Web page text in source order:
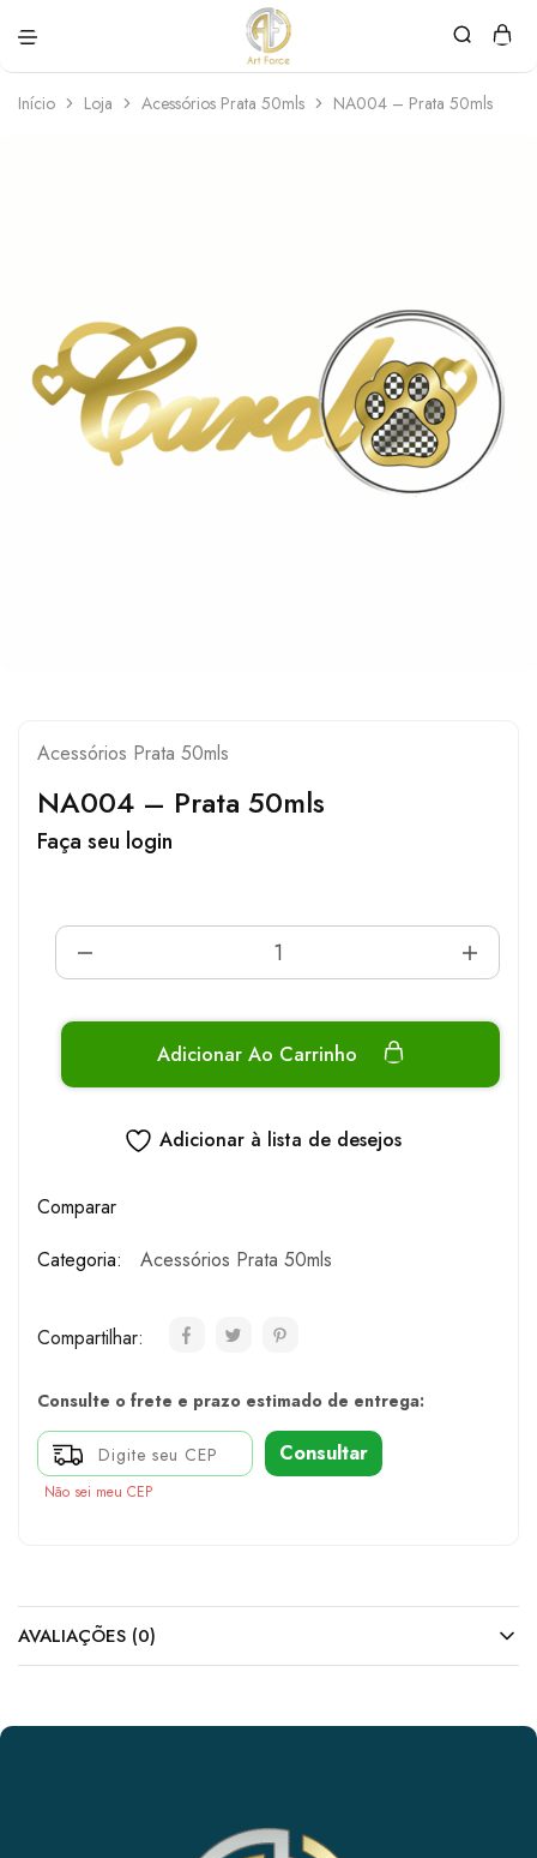
Force
personalizadas
Início Loja Acessórios Prata 50mls NA004 – Prata 50mls
Acessórios Prata 50mls
NA004 – Prata 50mls
Faça seu login
Adicionar Ao Carrinho
Adicionar à lista de desejos
Comparar
Categoria:
Acessórios Prata 50mls
Compartilhar:
Consulte o frete e prazo estimado de entrega:
Consultar
Não sei meu CEP
AVALIAÇÕES (0)